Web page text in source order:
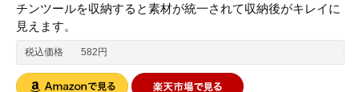
チンツールを収納すると素材が統一されて収納後がキレイに
見えます。
税込価格 582円